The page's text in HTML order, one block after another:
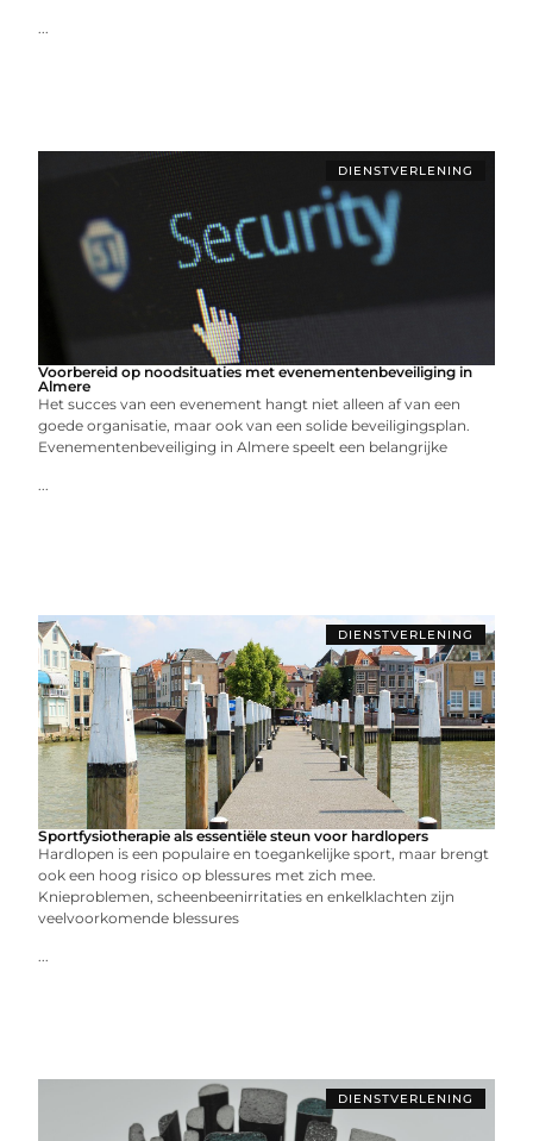
...
DIENSTVERLENING
Voorbereid op noodsituaties met evenementenbeveiliging in
Almere
Het succes van een evenement hangt niet alleen af van een
goede organisatie, maar ook van een solide beveiligingsplan.
Evenementenbeveiliging in Almere speelt een belangrijke
...
DIENSTVERLENING
Sportfysiotherapie als essentiële steun voor hardlopers
Hardlopen is een populaire en toegankelijke sport, maar brengt
ook een hoog risico op blessures met zich mee.
Knieproblemen, scheenbeenirritaties en enkelklachten zijn
veelvoorkomende blessures
...
DIENSTVERLENING